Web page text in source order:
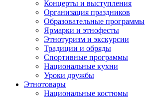
Концерты и выступления
Организация праздников
Образовательные программы
Ярмарки и этнофесты
Этнотуризм и экскурсии
Традиции и обряды
Спортивные программы
Национальные кухни
Уроки дружбы
Этнотовары
Национальные костюмы